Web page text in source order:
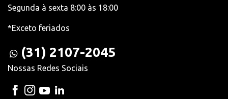
Segunda à sexta 8:00 às 18:00
*Exceto feriados
(31) 2107-2045
Nossas Redes Sociais